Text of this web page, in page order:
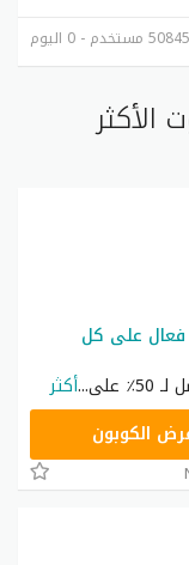
للتجديد 2026 خصم 80% فعال على كل
...أكثر
الكوبون